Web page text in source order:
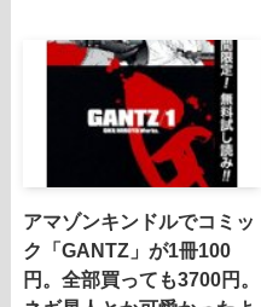
アマゾンキンドルでコミッ
ク「GANTZ」が1冊100
円。全部買っても3700円。